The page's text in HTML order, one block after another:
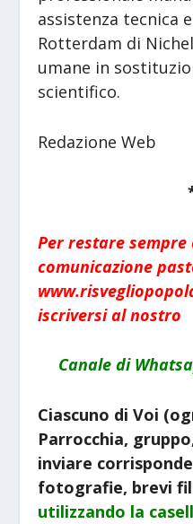
assistenza tecnica
Rotterdam di
umane in
scientifico.
Redazione Web
Per restare
comunicazione
iscriversi al nostro
Canale di
Ciascuno di Voi
Parrocchia,
inviare
fotografie, brevi
utilizzando la